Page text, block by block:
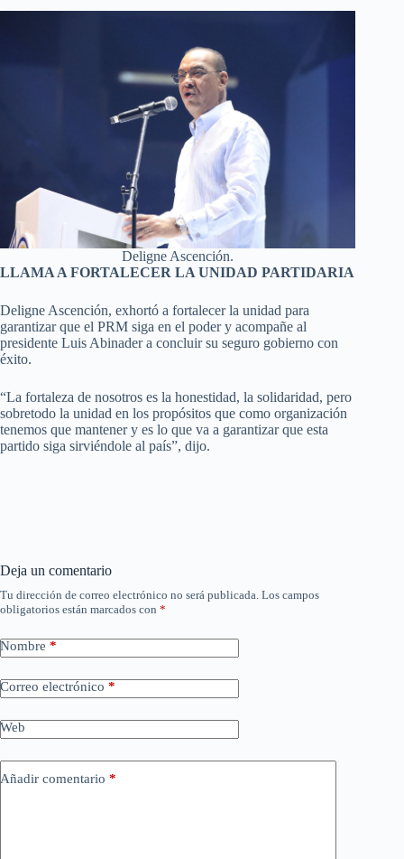
Deligne Ascención.
LLAMA A FORTALECER LA UNIDAD PARTIDARIA
Deligne Ascención, exhortó a fortalecer la unidad para
garantizar que el PRM siga en el poder y acompañe al
presidente Luis Abinader a concluir su seguro gobierno con
éxito.
“La fortaleza de nosotros es la honestidad, la solidaridad, pero
sobretodo la unidad en los propósitos que como organización
tenemos que mantener y es lo que va a garantizar que esta
partido siga sirviéndole al país”, dijo.
Deja un comentario
Tu dirección de correo electrónico no será publicada. Los campos
obligatorios están marcados con *
Nombre *
Correo electrónico *
Web
Añadir comentario *